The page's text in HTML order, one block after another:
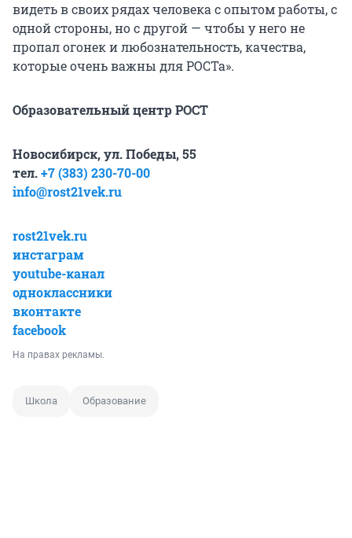
видеть в своих рядах человека с опытом работы, с
одной стороны, но с другой — чтобы у него не
пропал огонек и любознательность, качества,
которые очень важны для РОСТа».
Образовательный центр РОСТ
Новосибирск, ул. Победы, 55
тел.+7 (383) 230-70-00
info@rost21vek.ru
rost21vek.ru
инстаграм
youtube-канал
одноклассники
вконтакте
facebook
На правах рекламы.
Школа Образование